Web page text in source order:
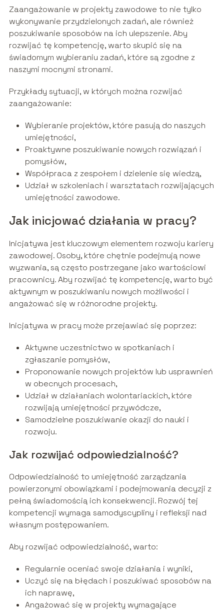
Zaangażowanie w projekty zawodowe to nie tylko
wykonywanie przydzielonych zadań, ale również
poszukiwanie sposobów na ich ulepszenie. Aby
rozwijać tę kompetencję, warto skupić się na
świadomym wybieraniu zadań, które są zgodne z
naszymi mocnymi stronami.
Przykłady sytuacji, w których można rozwijać
zaangażowanie:
Wybieranie projektów, które pasują do naszych
umiejętności,
Proaktywne poszukiwanie nowych rozwiązań i
pomysłów,
Współpraca z zespołem i dzielenie się wiedzą,
Udział w szkoleniach i warsztatach rozwijających
umiejętności zawodowe.
Jak inicjować działania w pracy?
Inicjatywa jest kluczowym elementem rozwoju kariery
zawodowej. Osoby, które chętnie podejmują nowe
wyzwania, są często postrzegane jako wartościowi
pracownicy. Aby rozwijać tę kompetencję, warto być
aktywnym w poszukiwaniu nowych możliwości i
angażować się w różnorodne projekty.
Inicjatywa w pracy może przejawiać się poprzez:
Aktywne uczestnictwo w spotkaniach i
zgłaszanie pomysłów,
Proponowanie nowych projektów lub usprawnień
w obecnych procesach,
Udział w działaniach wolontariackich, które
rozwijają umiejętności przywódcze,
Samodzielne poszukiwanie okazji do nauki i
rozwoju.
Jak rozwijać odpowiedzialność?
Odpowiedzialność to umiejętność zarządzania
powierzonymi obowiązkami i podejmowania decyzji z
pełną świadomością ich konsekwencji. Rozwój tej
kompetencji wymaga samodyscypliny i refleksji nad
własnym postępowaniem.
Aby rozwijać odpowiedzialność, warto:
Regularnie oceniać swoje działania i wyniki,
Uczyć się na błędach i poszukiwać sposobów na
ich naprawę,
Angażować się w projekty wymagające